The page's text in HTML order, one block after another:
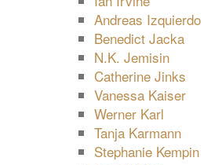
Andreas Izquierdo
Benedict Jacka
N.K. Jemisin
Catherine Jinks
Vanessa Kaiser
Werner Karl
Tanja Karmann
Stephanie Kempin